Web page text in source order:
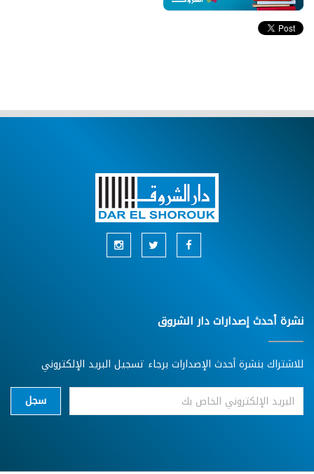
نشرة أحدث إصدارات دار الشروق
للاشتراك بنشرة أحدث الإصدارات برجاء تسجيل البريد الإلكتروني
سجل